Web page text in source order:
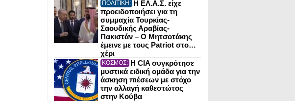
ΠΟΛΙΤΙΚΗ: Η ΕΛ.Α.Σ. είχε
προειδοποιήσει για τη
συμμαχία Τουρκίας-
Σαουδικής Αραβίας-
Πακιστάν – Ο Μητσοτάκης
έμεινε με τους Patriot στο…
χέρι
ΚΟΣΜΟΣ: Η CIA συγκρότησε
μυστικά ειδική ομάδα για την
άσκηση πιέσεων με στόχο
την αλλαγή καθεστώτος
στην Κούβα